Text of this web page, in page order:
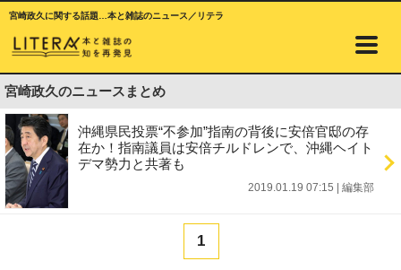
宮崎政久に関する話題…本と雑誌のニュース／リテラ
宮崎政久のニュースまとめ
沖縄県民投票“不参加”指南の背後に安倍官邸の存
在か！指南議員は安倍チルドレンで、沖縄ヘイト
デマ勢力と共著も
2019.01.19 07:15 編集部
1